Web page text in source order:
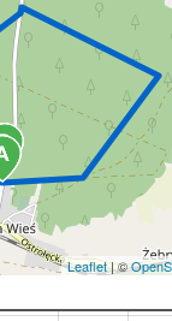
Leaflet|©